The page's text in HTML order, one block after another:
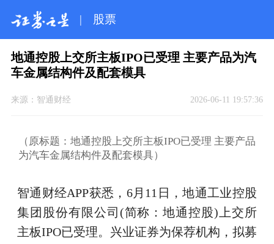
| 股票
地通控股上交所主板IPO已受理 主要产品为汽
车金属结构件及配套模具
来源： 智通财经 2026-06-11 19:57:36
（原标题：地通控股上交所主板IPO已受理 主要产品
为汽车金属结构件及配套模具）
智通财经APP获悉，6月11日，地通工业控股
集团股份有限公司(简称：地通控股)上交所
主板IPO已受理。兴业证券为保荐机构，拟募